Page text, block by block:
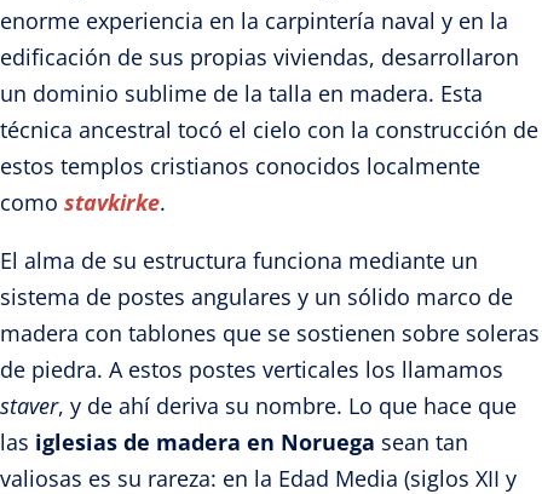
enorme experiencia en la carpintería naval y en la
edificación de sus propias viviendas, desarrollaron
un dominio sublime de la talla en madera. Esta
técnica ancestral tocó el cielo con la construcción de
estos templos cristianos conocidos localmente
como stavkirke.
El alma de su estructura funciona mediante un
sistema de postes angulares y un sólido marco de
madera con tablones que se sostienen sobre soleras
de piedra. A estos postes verticales los llamamos
staver, y de ahí deriva su nombre. Lo que hace que
las iglesias de madera en Noruega sean tan
valiosas es su rareza: en la Edad Media (siglos XII y